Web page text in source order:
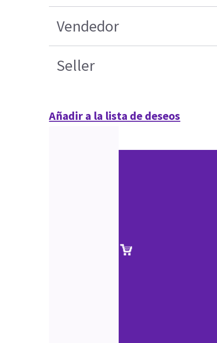
Vendedor
Seller
Añadir a la lista de deseos